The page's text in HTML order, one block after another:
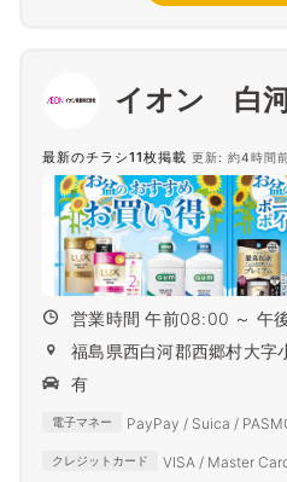
イオン 白
最新のチラシ11枚掲載 更新: 約4時間
営業時間 午前08:00 ～ 午
福島県西白河郡西郷村大字
有
電子マネー PayPay / Suica /
クレジットカード
VISA / Master